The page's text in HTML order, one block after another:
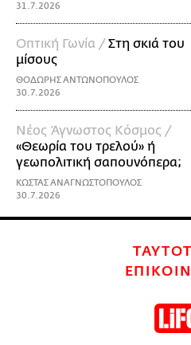
31.7.2026
Οπτική Γωνία /Στη σκιά του
μίσους
ΘΟΔΩΡΗΣ ΑΝΤΩΝΟΠΟΥΛΟΣ
30.7.2026
Νέος Άγνωστος Κόσμος /
«Θεωρία του τρελού» ή
γεωπολιτική σαπουνόπερα;
ΚΩΣΤΑΣ ΑΝΑΓΝΩΣΤΟΠΟΥΛΟΣ
30.7.2026